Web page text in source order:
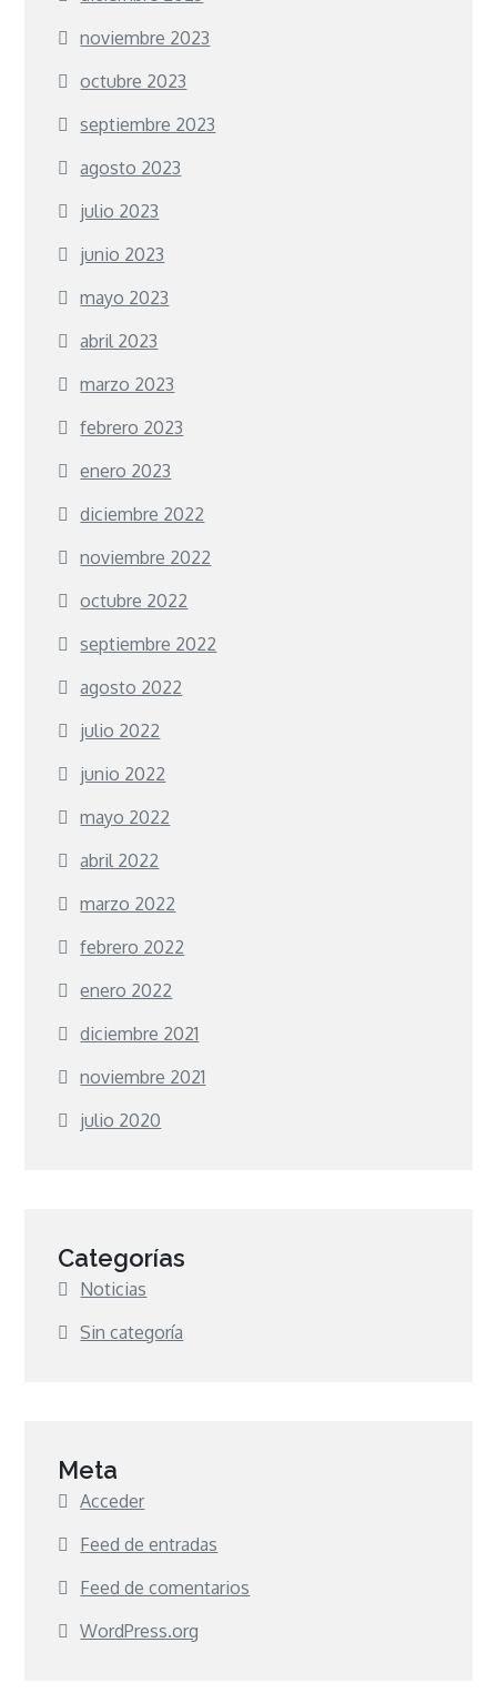
noviembre 2023
octubre 2023
septiembre 2023
agosto 2023
julio 2023
junio 2023
mayo 2023
abril 2023
marzo 2023
febrero 2023
enero 2023
diciembre 2022
noviembre 2022
octubre 2022
septiembre 2022
agosto 2022
julio 2022
junio 2022
mayo 2022
abril 2022
marzo 2022
febrero 2022
enero 2022
diciembre 2021
noviembre 2021
julio 2020
Categorías
Noticias
Sin categoría
Meta
Acceder
Feed de entradas
Feed de comentarios
WordPress.org